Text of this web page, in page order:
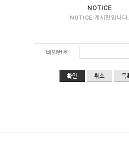
NOTICE
NOTICE 게시판입니다.
비밀번호